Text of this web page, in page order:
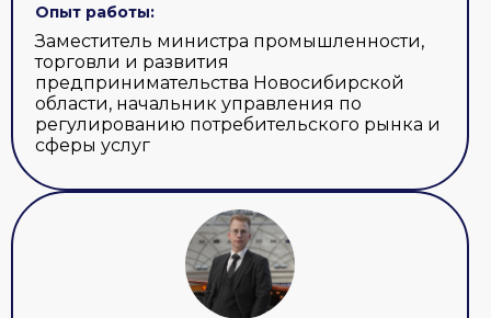
Опыт работы:
Заместитель министра промышленности,
торговли и развития
предпринимательства Новосибирской
области, начальник управления по
регулированию потребительского рынка и
сферы услуг